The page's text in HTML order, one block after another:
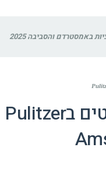
באמסטרדם והסביבה 2025
בPulitzer